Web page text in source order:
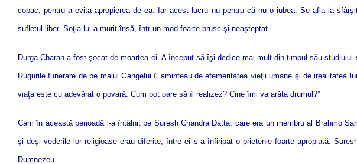
copac, pentru a evita apropierea de ea. Iar acest lucru nu pentru că nu o iubea. Se afla la
sufletul liber. Soţia lui a murit însă, într-un mod foarte brusc şi neaşteptat.
Durga Charan a fost şocat de moartea ei. A început să îşi dedice mai mult din timpul său
Rugurile funerare de pe malul Gangelui îi aminteau de efemeritatea vieţii umane şi de irealitatea
viaţa este cu adevărat o povară. Cum pot oare să îl realizez? Cine îmi va arăta drumul?”
Cam în această perioadă l-a întâlnit pe Suresh Chandra Datta, care era un membru al Brahmo
şi deşi vederile lor religioase erau diferite, între ei s-a înfiripat o prietenie foarte apropiată.
Dumnezeu.